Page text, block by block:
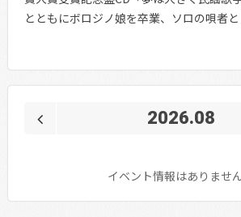
とともにボロジノ娘を卒業、ソロの唄者
日、シングル『山原を歩く／いつまでも
2026.08
イベント情報はありません